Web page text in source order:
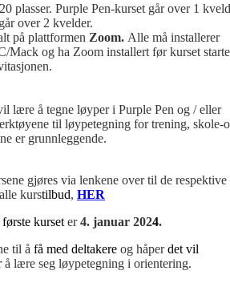
plasser. Purple Pen-kurset går over 1
over 2 kvelder.
på plattformen Zoom. Alle må installerer
Mack og ha Zoom installert før kurset
lære å tegne løyper i Purple Pen og / eller
til løypetegning for trening, skole-
er grunnleggende.
gjøres via lenkene over til de respektive
kurstilbud, HER
kurset er4. januar 2024.
til å få med deltakere og håperdet vil
å lære seg løypetegning i orientering.